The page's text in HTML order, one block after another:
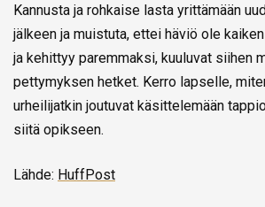
Kannusta ja rohkaise lasta yrittämään
jälkeen ja muistuta, ettei häviö ole
ja kehittyy paremmaksi, kuuluvat siihen
pettymyksen hetket. Kerro lapselle,
urheilijatkin joutuvat käsittelemään
siitä opikseen.
Lähde: HuffPost